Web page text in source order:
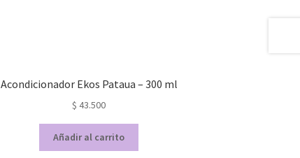
Acondicionador Ekos Pataua – 300 ml
$ 43.500
Añadir al carrito